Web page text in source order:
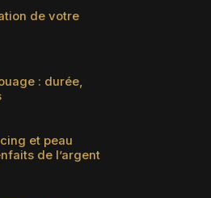
de votre
: durée,
et peau
de l’argent